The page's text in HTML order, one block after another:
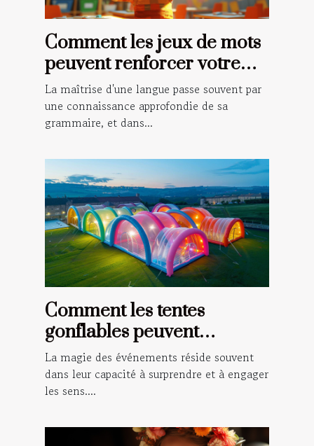
Comment les jeux de mots
peuvent renforcer votre
grammaire française
La maîtrise d'une langue passe souvent par
une connaissance approfondie de sa
grammaire, et dans...
Comment les tentes
gonflables peuvent
transformer vos
événements en spectacles
La magie des événements réside souvent
dans leur capacité à surprendre et à engager
les sens....